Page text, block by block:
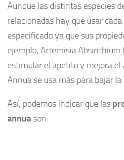
Aunque las distintas especies
relacionadas hay que usar
especificado ya que sus
ejemplo, Artemisia Absinthium
estimular el apetito y mejora el
Annua se usa más para bajar la
Así, podemos indicar que las
annua son: